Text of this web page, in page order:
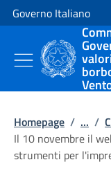
Vai al contenuto
Vai alla navigazione del
Governo Italiano
Homepage / ... /
Il 10 novembre il
strumenti per